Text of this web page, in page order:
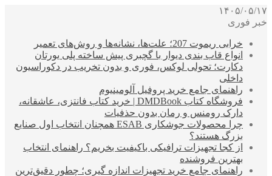
۱۴۰۵/۰۵/۱۷
خبر فوری
خرابی ریموت 207؛ علت‌ها، نشانه‌ها و روش‌های تعمیر
انواع قاب بندی دیوار با گچبری پیش ساخته پلی یورتان
دکارت؛ تحولی لوکس، فوری و بدون تخریب در دکوراسیون
داخلی
راهنمای جامع خرید پروفیل آلومینیوم
فروشگاه کتاب DMDBook | خرید کتاب فانتزی، عاشقانه،
دارک رومنس و رمان بدون حذفیات
چرا محصولات جوشکاری ESAB همچنان انتخاب اول صنایع
بزرگ هستند؟
از کجا تجهیزات ترافیکی باکیفیت بخریم؟ راهنمای انتخاب
بهترین فروشنده
راهنمای جامع خرید تجهیزات اندازه گیری؛ چطور دقیق‌ترین